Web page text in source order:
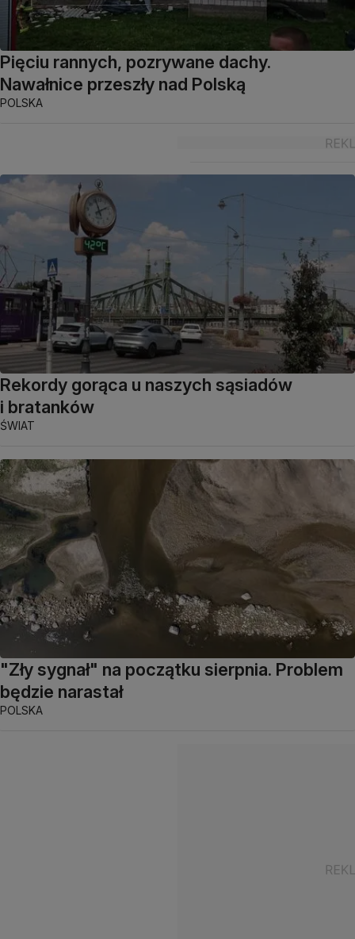
Pięciu rannych, pozrywane dachy.
Nawałnice przeszły nad Polską
POLSKA
Rekordy gorąca u naszych sąsiadów
i bratanków
ŚWIAT
"Zły sygnał" na początku sierpnia. Problem
będzie narastał
POLSKA